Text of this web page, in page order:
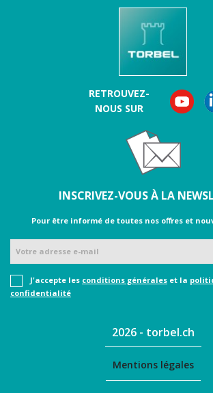
RETROUVEZ-
NOUS SUR
INSCRIVEZ-VOUS À LA
Pour être informé de toutes nos oﬀres et
J'accepte les conditions générales et la
confidentialité
2026 - torbel.ch
Mentions légales